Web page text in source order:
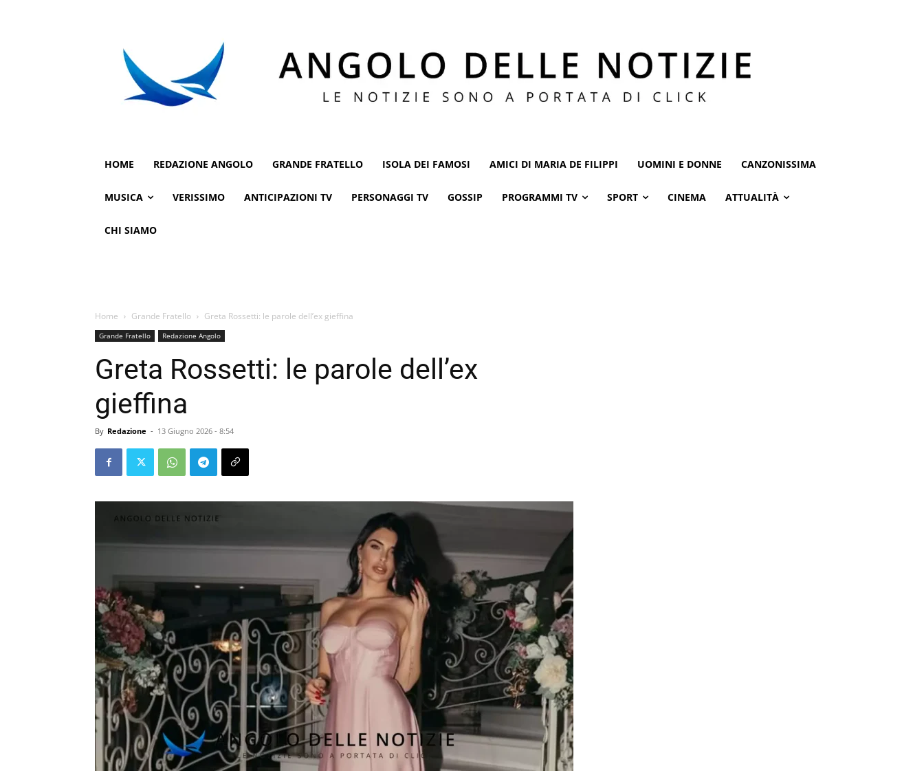
HOME REDAZIONE ANGOLO GRANDE FRATELLO ISOLA DEI FAMOSI AMICI DI MARIA DE FILIPPI UOMINI E DONNE CANZONISSIMA
MUSICA VERISSIMO ANTICIPAZIONI TV PERSONAGGI TV GOSSIP PROGRAMMI TV SPORT CINEMA ATTUALITÀ
CHI SIAMO
Home Grande Fratello Greta Rossetti: le parole dell’ex gieffina
Grande Fratello Redazione Angolo
Greta Rossetti: le parole dell’ex
gieffina
By Redazione - 13 Giugno 2026 - 8:54